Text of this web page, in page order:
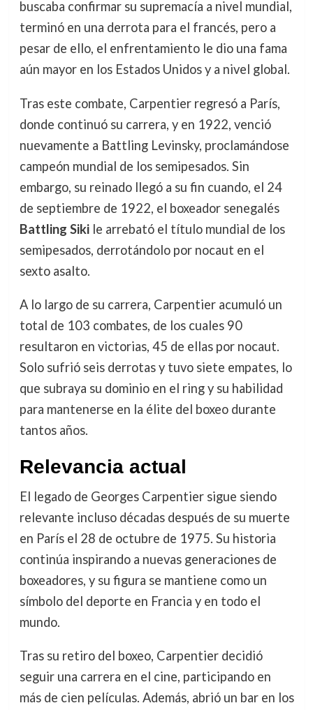
buscaba confirmar su supremacía a nivel mundial,
terminó en una derrota para el francés, pero a
pesar de ello, el enfrentamiento le dio una fama
aún mayor en los Estados Unidos y a nivel global.
Tras este combate, Carpentier regresó a París,
donde continuó su carrera, y en 1922, venció
nuevamente a Battling Levinsky, proclamándose
campeón mundial de los semipesados. Sin
embargo, su reinado llegó a su fin cuando, el 24
de septiembre de 1922, el boxeador senegalés
Battling Sikile arrebató el título mundial de los
semipesados, derrotándolo por nocaut en el
sexto asalto.
A lo largo de su carrera, Carpentier acumuló un
total de 103 combates, de los cuales 90
resultaron en victorias, 45 de ellas por nocaut.
Solo sufrió seis derrotas y tuvo siete empates, lo
que subraya su dominio en el ring y su habilidad
para mantenerse en la élite del boxeo durante
tantos años.
Relevancia actual
El legado de Georges Carpentier sigue siendo
relevante incluso décadas después de su muerte
en París el 28 de octubre de 1975. Su historia
continúa inspirando a nuevas generaciones de
boxeadores, y su figura se mantiene como un
símbolo del deporte en Francia y en todo el
mundo.
Tras su retiro del boxeo, Carpentier decidió
seguir una carrera en el cine, participando en
más de cien películas. Además, abrió un bar en los